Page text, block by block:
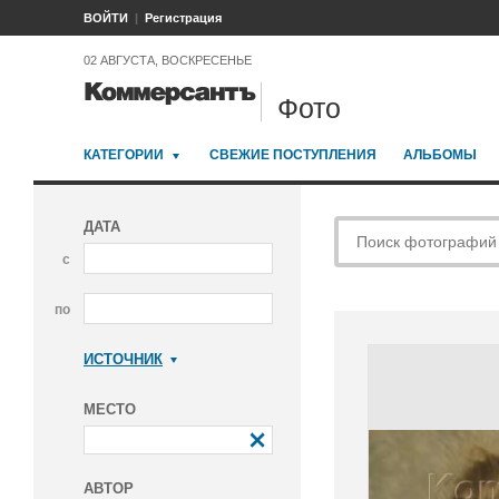
ВОЙТИ Регистрация
02 АВГУСТА, ВОСКРЕСЕНЬЕ
Фото
КАТЕГОРИИ СВЕЖИЕ ПОСТУПЛЕНИЯ АЛЬБОМЫ
ДАТА
с
по
ИСТОЧНИК
МЕСТО
АВТОР